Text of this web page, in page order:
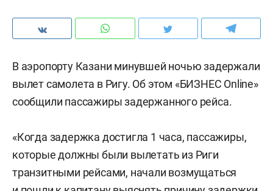
В аэропорту Казани минувшей ночью задержали
вылет самолета в Ригу. Об этом «БИЗНЕС Online»
сообщили пассажиры задержанного рейса.
«Когда задержка достигла 1 часа, пассажиры,
которые должны были вылетать из Риги
транзитными рейсами, начали возмущаться